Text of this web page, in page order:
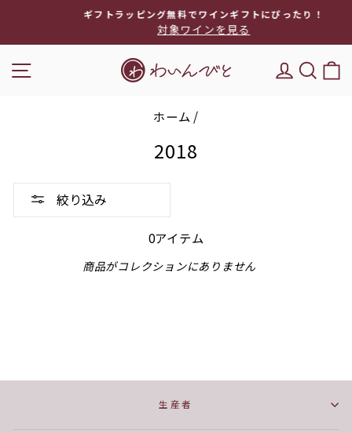
ス
イ
ョ
を
ギフトラッピング無料でワインギフトにぴったり！
対象ワインを見る
キー
ホーム /
2018
絞り込み
0アイテム
商品がコレクションにありません
生産者